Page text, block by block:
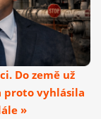
Do země už
proto vyhlásila
»